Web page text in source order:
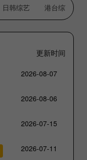
日韩综艺 港台综艺
更新时间
2026-08-07
2026-08-06
2026-07-15
2026-07-11